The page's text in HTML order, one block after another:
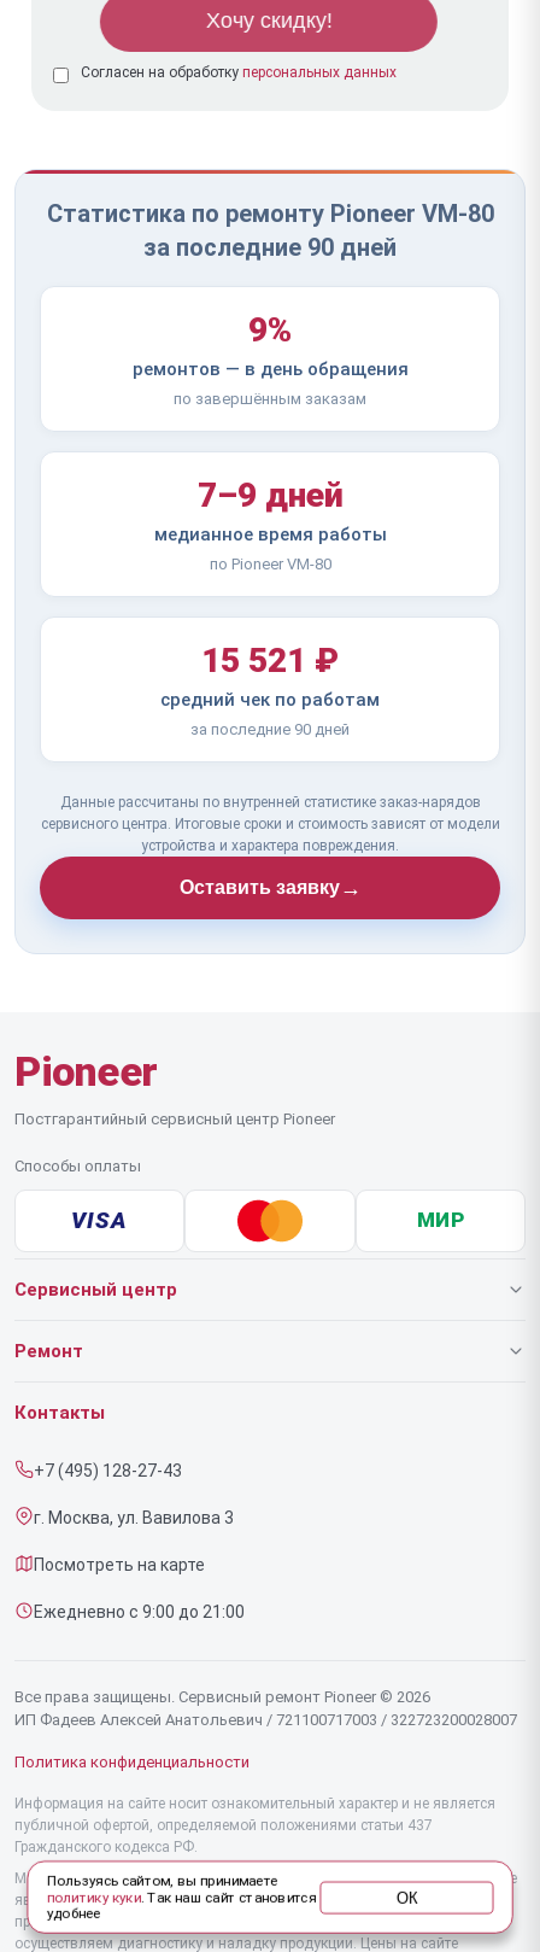
Согласен на обработку персональных данных
Статистика по ремонту Pioneer VM-80
за последние 90 дней
9%
ремонтов — в день обращения
по завершённым заказам
7–9 дней
медианное время работы
по Pioneer VM-80
15 521 ₽
средний чек по работам
за последние 90 дней
Данные рассчитаны по внутренней статистике заказ-нарядов
сервисного центра. Итоговые сроки и стоимость зависят от модели
устройства и характера повреждения.
Оставить заявку→
Pioneer
Постгарантийный сервисный центр Pioneer
Способы оплаты
VISA МИР
Сервисный центр
О нашем сервисе
Срочный ремонт
Доставка и способы оплаты
Диагностика
Контакты
Ремонт
Роботов-пылесосов
Секвенсоров
Наушников
Микшерных пультов
Вертикальных пылесосов
Контакты
+7 (495) 128-27-43
г. Москва, ул. Вавилова 3
Посмотреть на карте
Ежедневно с 9:00 до 21:00
Все права защищены. Сервисный ремонт Pioneer © 2026
ИП Фадеев Алексей Анатольевич / 721100717003 / 322723200028007
Политика конфиденциальности
Информация на сайте носит ознакомительный характер и не является
публичной офертой, определяемой положениями статьи 437
Гражданского кодекса РФ.
Мы специализируемся на обслуживании и ремонте техники Pioneer, но не
являемся их официальным представителем. Предоставляем
профессиональные услуги после истечения гарантии, а также
осуществляем диагностику и наладку продукции. Цены на сайте
Пользуясь сайтом, вы принимаете
политику куки. Так наш сайт становится
удобнее
ОК